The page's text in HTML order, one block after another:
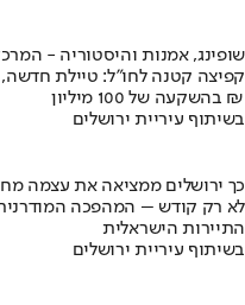
שופינג, אמנות והיסטוריה -
קפיצה קטנה לחו"ל: טיילת חדשה,
בהשקעה של 100 מיליון ₪
בשיתוף עיריית ירושלים
כך ירושלים ממציאה את עצמה
לא רק קודש – המהפכה
התיירות הישראלית
בשיתוף עיריית ירושלים